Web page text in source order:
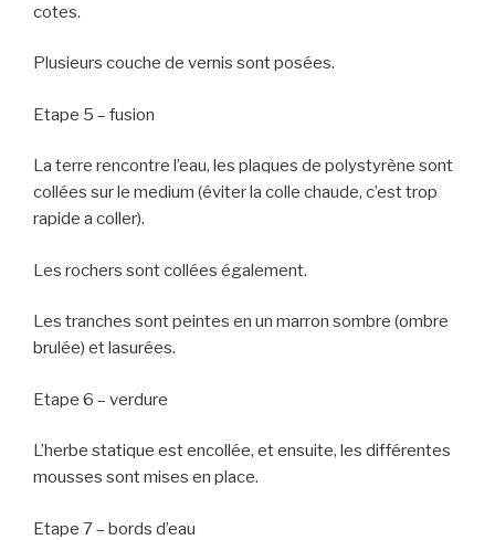
cotes.
Plusieurs couche de vernis sont posées.
Etape 5 – fusion
La terre rencontre l’eau, les plaques de polystyrène sont
collées sur le medium (éviter la colle chaude, c’est trop
rapide a coller).
Les rochers sont collées également.
Les tranches sont peintes en un marron sombre (ombre
brulée) et lasurées.
Etape 6 – verdure
L’herbe statique est encollée, et ensuite, les différentes
mousses sont mises en place.
Etape 7 – bords d’eau